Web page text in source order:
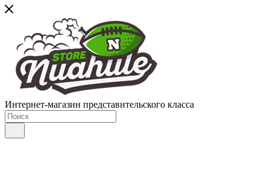
Интернет-магазин представительского класса